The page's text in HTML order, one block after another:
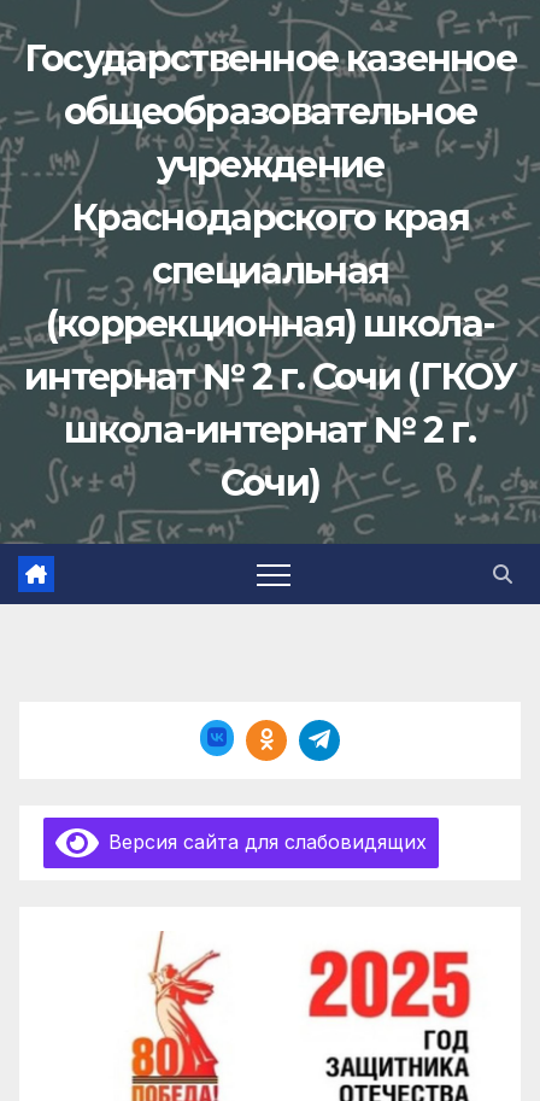
Перейти
к
содержимому
Государственное казенное
общеобразовательное
учреждение
Краснодарского края
специальная
(коррекционная) школа-
интернат № 2 г. Сочи (ГКОУ
школа-интернат № 2 г.
Сочи)
Версия сайта для слабовидящих